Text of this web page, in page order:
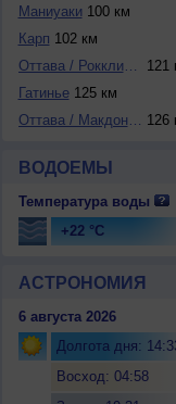
Мaниуаки 100 км
Карп 102 км
Оттава / Рокклифф
121
Гатинье125 км
Оттава / Макдонал... 126
ВОДОЕМЫ
Температура воды
+22 °C
АСТРОНОМИЯ
6 августа 2026
Долгота дня:
Восход: 04:58